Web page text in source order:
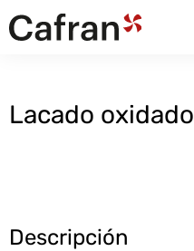
Lacado oxidado
Descripción